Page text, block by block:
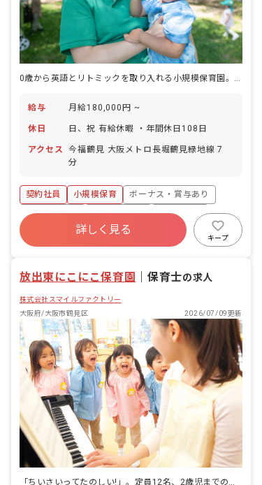
0歳から英語とリトミックを取り入れる小規模保育園。大阪メトロ今福鶴見駅から徒歩7分。
給与 月給180,000円 ~
休日 日、祝 有給休暇 ・年間休日108日
アクセス
今福鶴見 大阪メトロ長堀鶴見緑地線 7
分
契約社員 小規模保育
ボーナス・賞与あり
社会保険完備
乳児保育のみ
未経験歓迎
アットホーム詳しく見る
キープ
放出東にこにこ保育園 ｜保育士の求人
株式会社スマイルファクトリー
大阪府/大阪市鶴見区
2026/07/09更新
「ちいさいってたのしい!」。定員12名、2歳児までの小規模保育園です。